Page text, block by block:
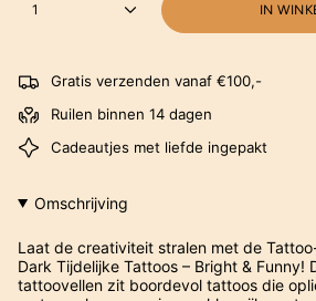
1 IN
Gratis verzenden vanaf €100,-
Ruilen binnen 14 dagen
Cadeautjes met liefde ingepakt
Omschrijving
Laat de creativiteit stralen met de
Dark Tijdelijke Tattoos – Bright & Funny!
tattoovellen zit boordevol tattoos die